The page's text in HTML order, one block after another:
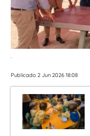
.
Publicado 2 Jun 2026 18:08